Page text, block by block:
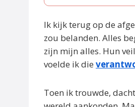
Ik kijk terug op de
zou belanden. Alles
zijn mijn alles. Hun
voelde ik die
Toen ik trouwde,